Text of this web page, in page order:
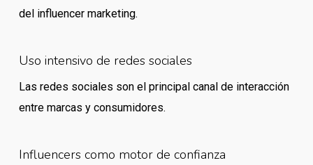
del influencer marketing.
Uso intensivo de redes sociales
Las redes sociales son el principal canal de interacción
entre marcas y consumidores.
Influencers como motor de confianza